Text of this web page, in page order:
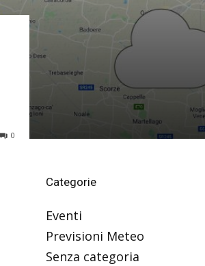
0
Categorie
Eventi
Previsioni Meteo
Senza categoria